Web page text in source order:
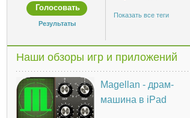
Результаты
Показать все теги
Наши обзоры игр и приложений
Magellan - драм-
машина в iPad